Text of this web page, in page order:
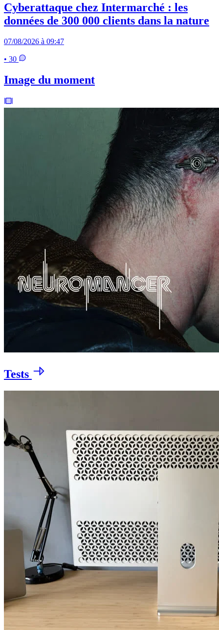
Cyberattaque chez Intermarché : les
données de 300 000 clients dans la nature
07/08/2026 à 09:47
• 30
Image du moment
Tests